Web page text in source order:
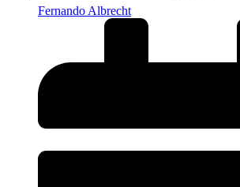
Fernando Albrecht